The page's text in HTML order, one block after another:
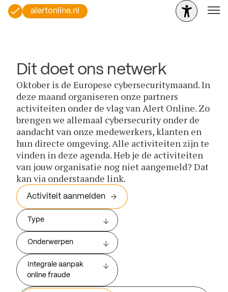
alertonline.nl
Dit doet ons netwerk
Oktober is de Europese cybersecuritymaand. In
deze maand organiseren onze partners
activiteiten onder de vlag van Alert Online. Zo
brengen we allemaal cybersecurity onder de
aandacht van onze medewerkers, klanten en
hun directe omgeving. Alle activiteiten zijn te
vinden in deze agenda. Heb je de activiteiten
van jouw organisatie nog niet aangemeld? Dat
kan via onderstaande link.
Activiteit aanmelden
Type
Onderwerpen
Integrale aanpak
online fraude